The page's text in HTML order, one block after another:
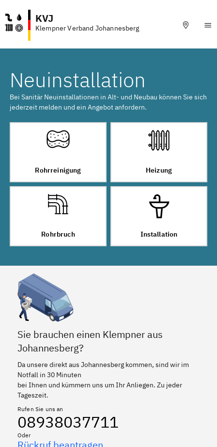
KVJ
Klempner Verband Johannesberg
Neuinstallation
Bei Sanitär Neuinstallationen in Alt- und Neubau können Sie sich
jederzeit melden und ein Angebot anfordern.
Rohrreinigung Heizung
Rohrbruch Installation
Sie brauchen einen Klempner aus
Johannesberg?
Da unsere direkt aus Johannesberg kommen, sind wir im
Notfall in 30 Minuten
bei Ihnen und kümmern uns um Ihr Anliegen. Zu jeder
Tageszeit.
Rufen Sie uns an
08938037711
Oder